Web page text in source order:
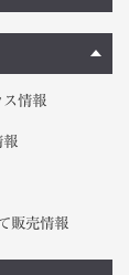
ス情報
報
販売情報